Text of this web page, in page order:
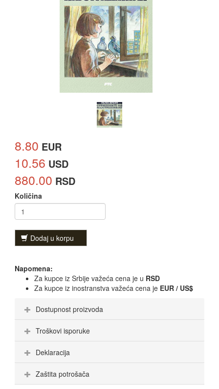
8.80 EUR
10.56 USD
880.00 RSD
Količina
Dodaj u korpu
Napomena:
Za kupce iz Srbije važeća cena je u RSD
Za kupce iz inostranstva važeća cena je EUR / US$
Dostupnost proizvoda
Troškovi isporuke
Deklaracija
Zaštita potrošača